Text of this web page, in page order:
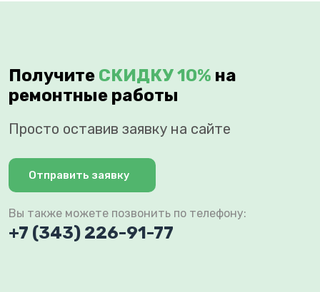
Получите СКИДКУ 10% на
ремонтные работы
Просто оставив заявку на сайте
Отправить заявку
Вы также можете позвонить по телефону:
+7 (343) 226-91-77